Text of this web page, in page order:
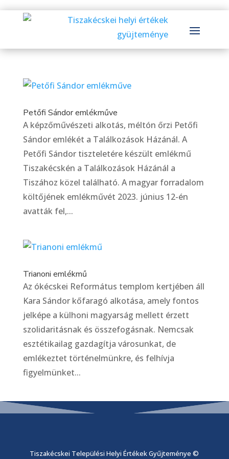
Petőfi Sándor emlékműve
A képzőművészeti alkotás, méltón őrzi Petőfi
Sándor emlékét a Találkozások Házánál. A
Petőfi Sándor tiszteletére készült emlékmű
Tiszakécskén a Találkozások Házánál a
Tiszához közel található. A magyar forradalom
költőjének emlékművét 2023. június 12-én
avatták fel,...
Trianoni emlékmű
Az ókécskei Református templom kertjében áll
Kara Sándor kőfaragó alkotása, amely fontos
jelképe a külhoni magyarság mellett érzett
szolidaritásnak és összefogásnak. Nemcsak
esztétikailag gazdagítja városunkat, de
emlékeztet történelmünkre, és felhívja
figyelmünket...
Tiszakécskei Települési Helyi Értékek Gyűjteménye ©